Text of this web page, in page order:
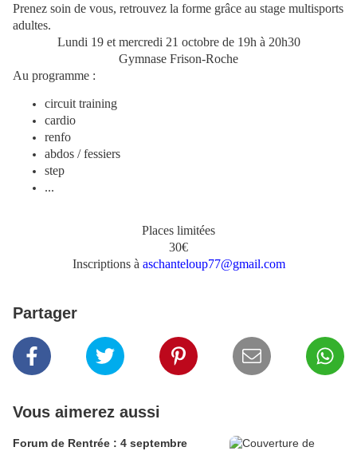
Prenez soin de vous, retrouvez la forme grâce au stage multisports
adultes.
Lundi 19 et mercredi 21 octobre de 19h à 20h30
Gymnase Frison-Roche
Au programme :
circuit training
cardio
renfo
abdos / fessiers
step
...
Places limitées
30€
Inscriptions à aschanteloup77@gmail.com
Partager
Vous aimerez aussi
Forum de Rentrée : 4 septembre